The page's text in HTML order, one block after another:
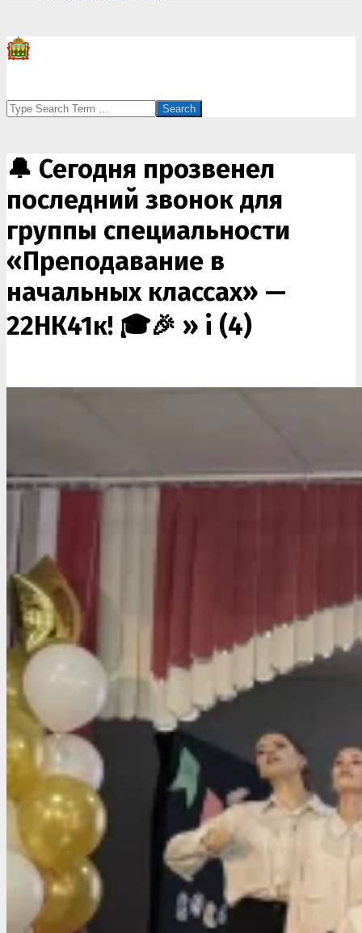
Search
🔔 Сегодня прозвенел
последний звонок для
группы специальности
«Преподавание в
начальных классах» —
22НК41к! 🎓🎉 » i (4)